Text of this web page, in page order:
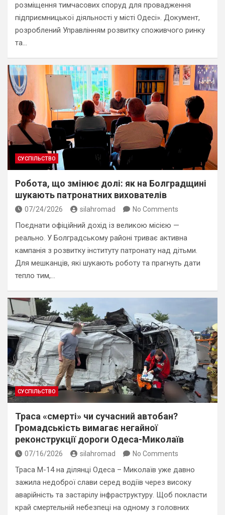
розміщення тимчасових споруд для провадження
підприємницької діяльності у місті Одесі». Документ,
розроблений Управлінням розвитку споживчого ринку
та…
СУСПІЛЬСТВО
Робота, що змінює долі: як на Болградщині
шукають патронатних вихователів
07/24/2026 silahromad No Comments
Поєднати офіційний дохід із великою місією —
реально. У Болградському районі триває активна
кампанія з розвитку інституту патронату над дітьми.
Для мешканців, які шукають роботу та прагнуть дати
тепло тим,…
СУСПІЛЬСТВО
Траса «смерті» чи сучасний автобан?
Громадськість вимагає негайної
реконструкції дороги Одеса-Миколаїв
07/16/2026 silahromad No Comments
Траса М-14 на ділянці Одеса – Миколаїв уже давно
зажила недоброї слави серед водіїв через високу
аварійність та застарілу інфраструктуру. Щоб покласти
край смертельній небезпеці на одному з головних